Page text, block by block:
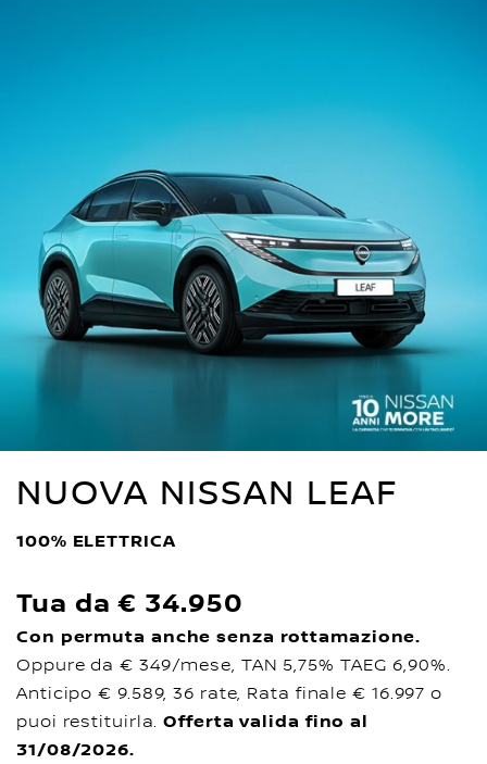
NUOVA NISSAN LEAF
100% ELETTRICA
Tua da € 34.950
Con permuta anche senza rottamazione.
Oppure da € 349/mese, TAN 5,75% TAEG 6,90%.
Anticipo € 9.589, 36 rate, Rata finale € 16.997 o
puoi restituirla.Offerta valida fino al
31/08/2026.